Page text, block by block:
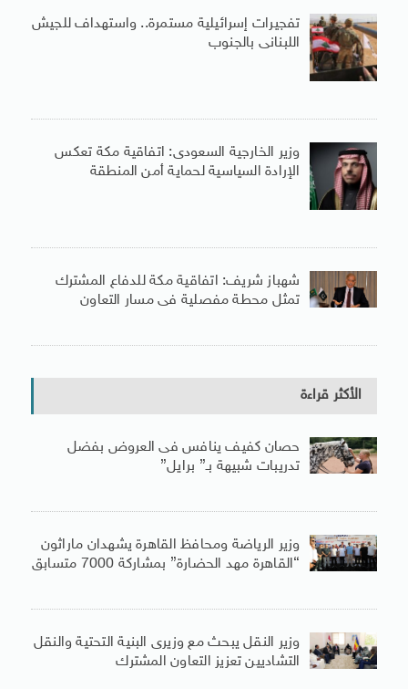
تفجيرات إسرائيلية مستمرة.. واستهداف للجيش
اللبنانى بالجنوب
وزير الخارجية السعودى: اتفاقية مكة تعكس
الإرادة السياسية لحماية أمن المنطقة
شهباز شريف: اتفاقية مكة للدفاع المشترك
تمثل محطة مفصلية فى مسار التعاون
الأكثر قراءة
حصان كفيف ينافس فى العروض بفضل
تدريبات شبيهة بـ” برايل”
وزير الرياضة ومحافظ القاهرة يشهدان ماراثون
“القاهرة مهد الحضارة” بمشاركة 7000 متسابق
وزير النقل يبحث مع وزيرى البنية التحتية والنقل
التشاديين تعزيز التعاون المشترك